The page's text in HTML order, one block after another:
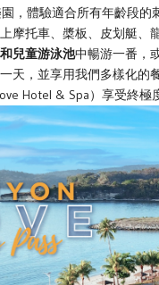
園，體驗適合所有年齡段
上摩托車、槳板、皮划艇
兒童游泳池中暢游一番，
天，並享用我們多樣化的
Hotel & Spa）享受終極